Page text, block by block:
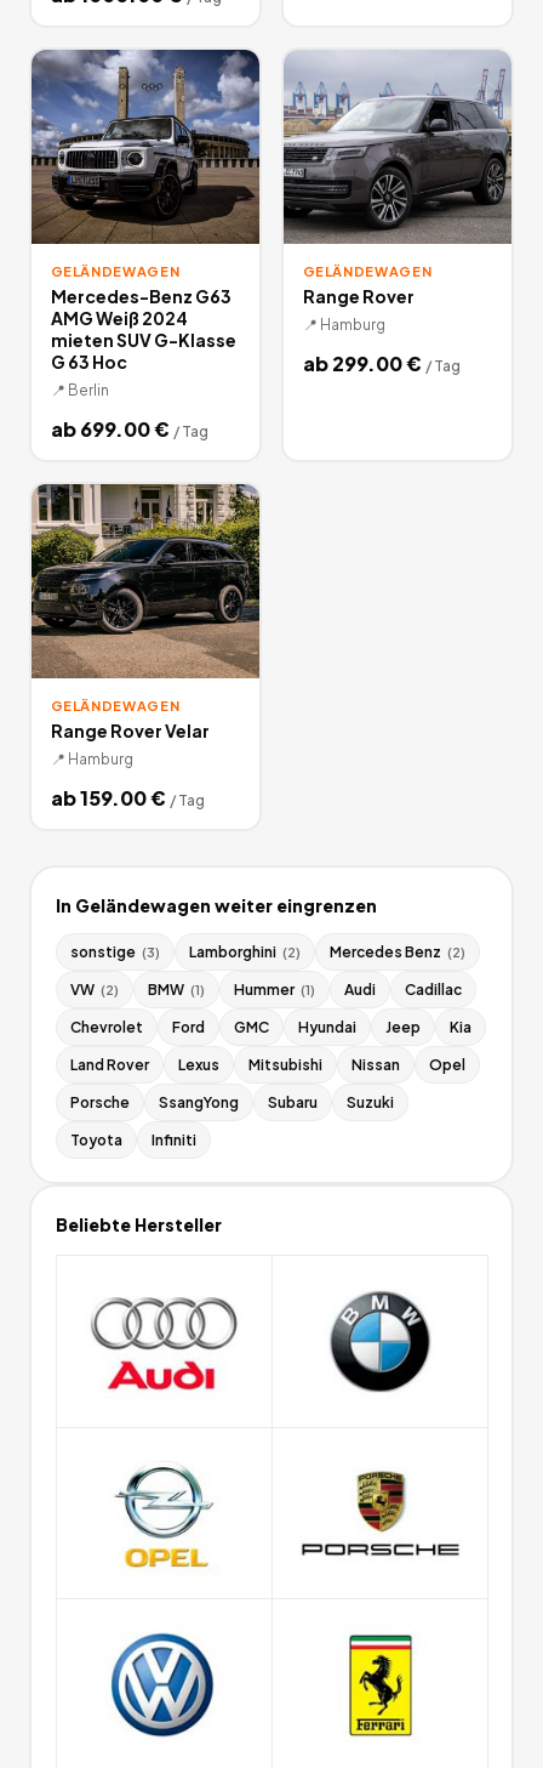
GELÄNDEWAGEN
Mercedes-Benz G63
AMG Weiß 2024
mieten SUV G-Klasse
G 63 Hoc
📍 Berlin
ab699.00€ / Tag
GELÄNDEWAGEN
Range Rover
📍 Hamburg
ab299.00€ / Tag
GELÄNDEWAGEN
Range Rover Velar
📍 Hamburg
ab159.00€ / Tag
In Geländewagen weiter eingrenzen
sonstige (3) Lamborghini (2) Mercedes Benz (2)
VW (2) BMW (1) Hummer (1) Audi Cadillac
Chevrolet Ford GMC Hyundai Jeep Kia
Land Rover Lexus Mitsubishi Nissan Opel
Porsche SsangYong Subaru Suzuki
Toyota Infiniti
Beliebte Hersteller